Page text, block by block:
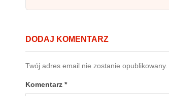
DODAJ KOMENTARZ
Twój adres email nie zostanie opublikowany.
Komentarz *